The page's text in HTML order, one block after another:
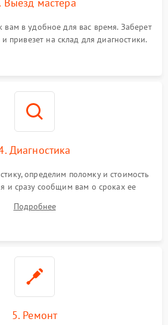
вам в удобное для вас время. Заберет
привезет на склад для диагностики.
Диагностика
определим поломку и стоимость
и сразу сообщим вам о сроках ее
Подробнее
5. Ремонт